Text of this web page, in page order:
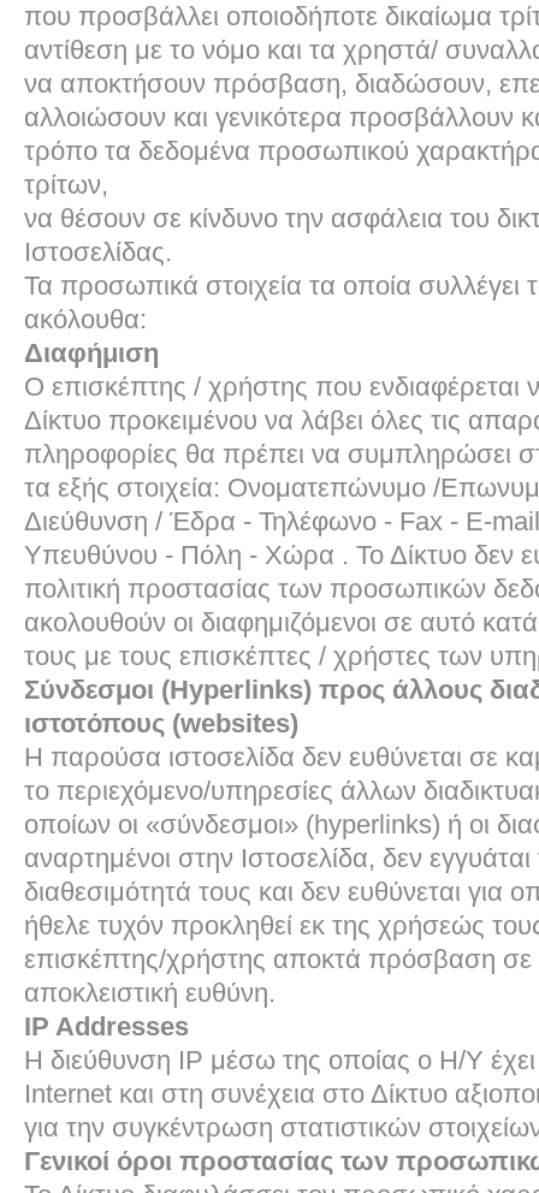
που προσβάλλει οποιοδήποτε δικαίωμα
αντίθεση με το νόμο και τα χρηστά/
να αποκτήσουν πρόσβαση, διαδώσουν,
αλλοιώσουν και γενικότερα προσβάλλουν
τρόπο τα δεδομένα προσωπικού
τρίτων,
να θέσουν σε κίνδυνο την ασφάλεια του
Ιστοσελίδας.
Τα προσωπικά στοιχεία τα οποία συλλέγει
ακόλουθα:
Διαφήμιση
Ο επισκέπτης / χρήστης που ενδιαφέρεται
Δίκτυο προκειμένου να λάβει όλες τις
πληροφορίες θα πρέπει να συμπληρώσει
τα εξής στοιχεία: Ονοματεπώνυμο /
Διεύθυνση / Έδρα - Τηλέφωνο - Fax - E-
Υπευθύνου - Πόλη - Χώρα . Το Δίκτυο δεν
πολιτική προστασίας των προσωπικών
ακολουθούν οι διαφημιζόμενοι σε αυτό
τους με τους επισκέπτες / χρήστες των
Σύνδεσμοι (Hyperlinks) προς άλλους
ιστοτόπους (websites)
Η παρούσα ιστοσελίδα δεν ευθύνεται σε
το περιεχόμενο/υπηρεσίες άλλων
οποίων οι «σύνδεσμοι» (hyperlinks) ή οι
αναρτημένοι στην Ιστοσελίδα, δεν εγγυάται
διαθεσιμότητά τους και δεν ευθύνεται για
ήθελε τυχόν προκληθεί εκ της χρήσεώς
επισκέπτης/χρήστης αποκτά πρόσβαση σε
αποκλειστική ευθύνη.
IP Addresses
H διεύθυνση IP μέσω της οποίας ο Η/Υ
Internet και στη συνέχεια στο Δίκτυο
για την συγκέντρωση στατιστικών
Γενικοί όροι προστασίας των